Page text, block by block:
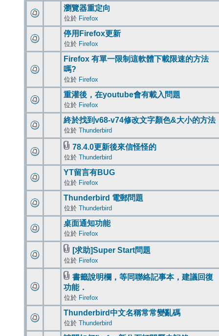
瀏覽器重定向
位於 Firefox
停用Firefox更新
位於 Firefox
Firefox 有單一限制這軟體下載限速的方法
嗎?
位於 Firefox
重灌後，在youtube會有載入問題
位於 Firefox
終於找到v68-v74修改文字顏色&大小的方法
位於 Thunderbird
78.4.0更新後來信怪怪的
位於 Thunderbird
YT留言有BUG
位於 Firefox
Thunderbird 電郵問題
位於 Thunderbird
桌面通知功能
位於 Firefox
[求助]Super Start問題
位於 Firefox
書籤說明欄，等同聯絡記事本，建議回復
功能．
位於 Firefox
Thunderbird中文名稱常常變亂碼
位於 Thunderbird